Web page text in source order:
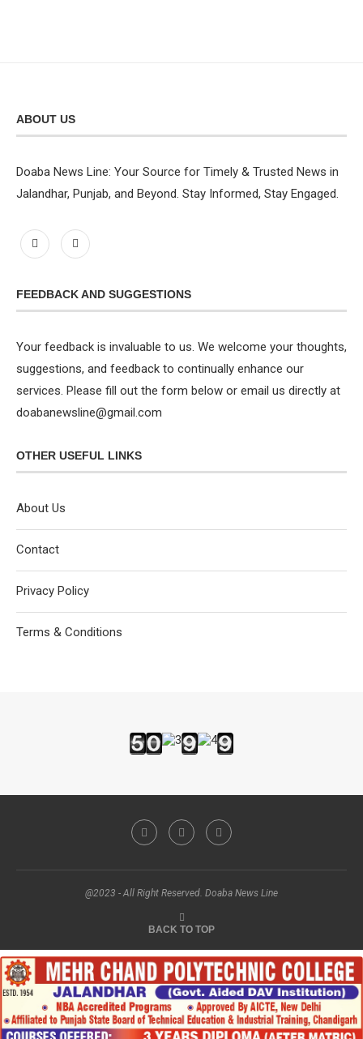
ABOUT US
Doaba News Line: Your Source for Timely & Trusted News in
Jalandhar, Punjab, and Beyond. Stay Informed, Stay Engaged.
FEEDBACK AND SUGGESTIONS
Your feedback is invaluable to us. We welcome your thoughts,
suggestions, and feedback to continually enhance our
services. Please fill out the form below or email us directly at
doabanewsline@gmail.com
OTHER USEFUL LINKS
About Us
Contact
Privacy Policy
Terms & Conditions
@2023 - All Right Reserved. Doaba News Line
BACK TO TOP